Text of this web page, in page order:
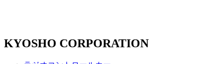
KYOSHO CORPORATION